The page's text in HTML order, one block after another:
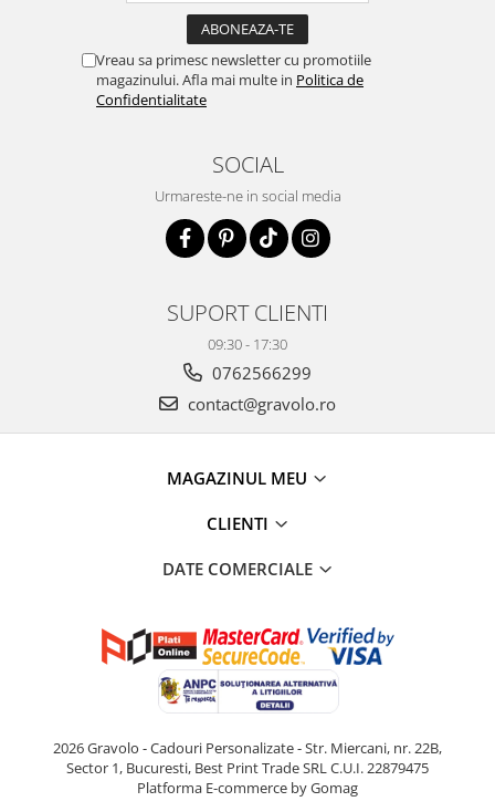
Vreau sa primesc newsletter cu promotiile
magazinului. Afla mai multe in Politica de
Confidentialitate
SOCIAL
Urmareste-ne in social media
SUPORT CLIENTI
09:30 - 17:30
0762566299
contact@gravolo.ro
MAGAZINUL MEU
CLIENTI
DATE COMERCIALE
2026 Gravolo - Cadouri Personalizate - Str. Miercani, nr. 22B,
Sector 1, Bucuresti, Best Print Trade SRL C.U.I. 22879475
Platforma E-commerce by Gomag